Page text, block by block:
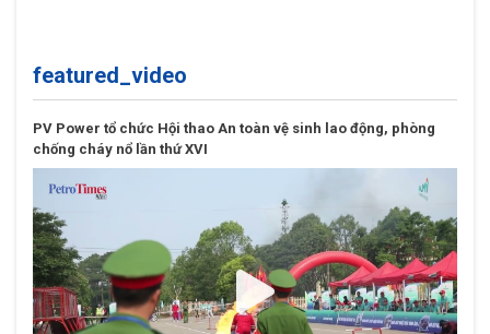
featured_video
PV Power tổ chức Hội thao An toàn vệ sinh lao động, phòng
chống cháy nổ lần thứ XVI